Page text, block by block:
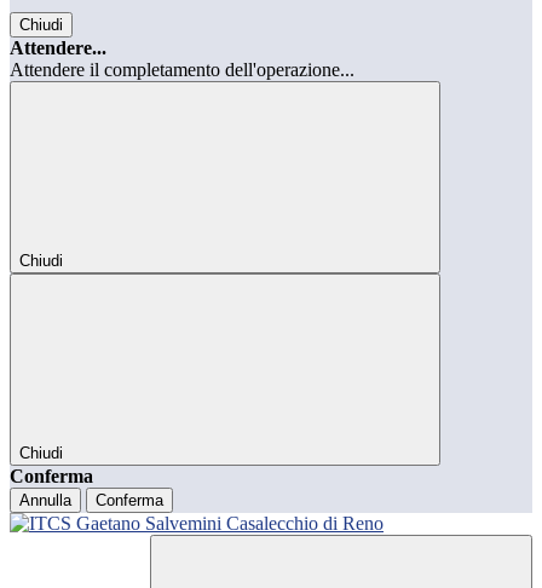
Chiudi
Attendere...
Attendere il completamento dell'operazione...
Chiudi
Chiudi
Conferma
Annulla Conferma